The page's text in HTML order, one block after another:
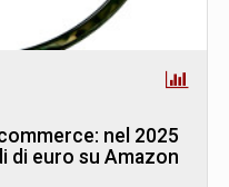
nel 2025
di euro su Amazon